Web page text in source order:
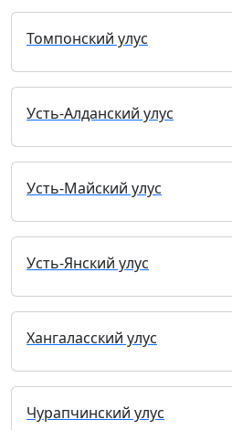
Томпонский улус
Усть-Алданский улус
Усть-Майский улус
Усть-Янский улус
Хангаласский улус
Чурапчинский улус